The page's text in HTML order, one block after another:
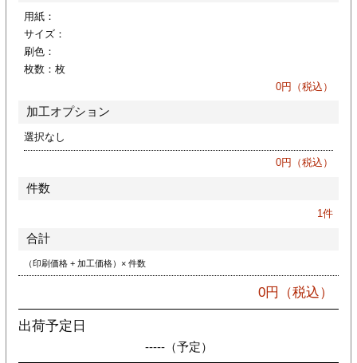
リーブ
用紙：
サイズ：
刷色：
枚数： 枚
0円（税込）
加工オプション
選択なし
0円（税込）
件数
1件
合計
（印刷価格 + 加工価格）× 件数
0円（税込）
出荷予定日
-----（予定）